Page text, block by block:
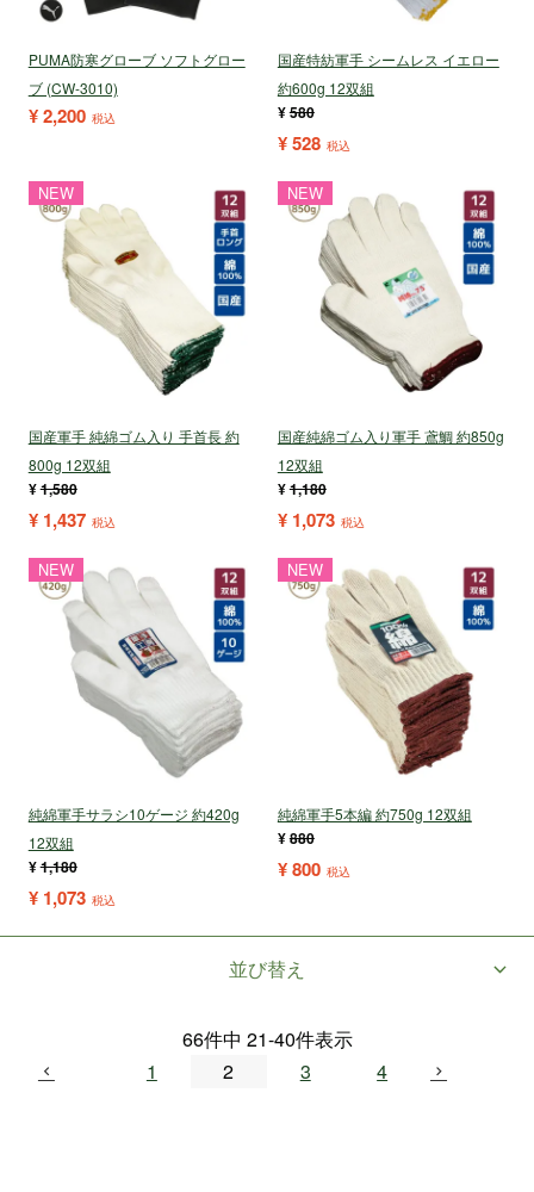
PUMA防寒グローブ ソフトグロー
ブ (CW-3010)
¥2,200 税込
国産特紡軍手 シームレス イエロー
約600g 12双組
¥580
¥528 税込
NEW
国産軍手 純綿ゴム入り 手首長 約
800g 12双組
¥1,580
¥ 1,437 税込
NEW
国産純綿ゴム入り軍手 鳶鯛 約850g
12双組
¥1,180
¥ 1,073 税込
NEW
純綿軍手サラシ10ゲージ 約420g
12双組
¥1,180
¥ 1,073 税込
NEW
純綿軍手5本編 約750g 12双組
¥880
¥800 税込
並び替え
66件中 21-40件表示
1
2 3 4